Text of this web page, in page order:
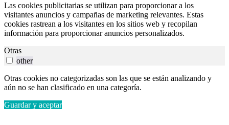
Las cookies publicitarias se utilizan para proporcionar a los
visitantes anuncios y campañas de marketing relevantes. Estas
cookies rastrean a los visitantes en los sitios web y recopilan
información para proporcionar anuncios personalizados.
Otras
other
Otras cookies no categorizadas son las que se están analizando y
aún no se han clasificado en una categoría.
Guardar y aceptar